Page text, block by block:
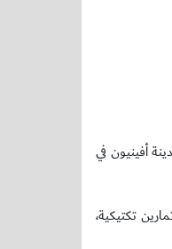
أفينيون في
تكتيكية،